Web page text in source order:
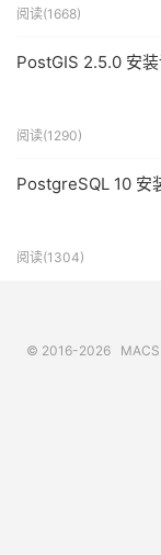
阅读(1668)
PostGIS 2.5.0 安
阅读(1290)
PostgreSQL 10 安
阅读(1304)
© 2016-2026